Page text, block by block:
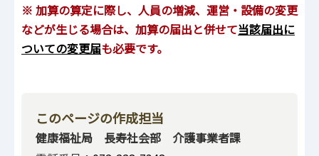
※ 加算の算定に際し、人員の増減、運営・設備の変更
などが生じる場合は、加算の届出と併せて当該届出に
ついての変更届も必要です。
このページの作成担当
健康福祉局 長寿社会部 介護事業者課